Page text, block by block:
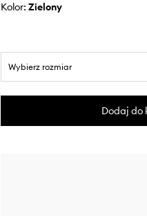
Kolor: zielony
Wybierz rozmiar
Dodaj do